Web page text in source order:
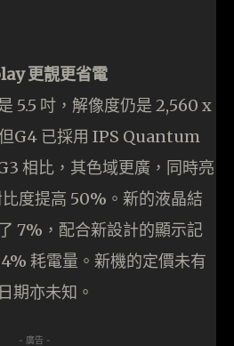
更靚更省電
5.5 吋，解像度仍是 2,560 x
G4 已採用 IPS Quantum
相比，其色域更廣，同時亮
度提高 50%。新的液晶結
7%，配合新設計的顯示記
耗電量。新機的定價未有
期亦未知。
- 廣告 -